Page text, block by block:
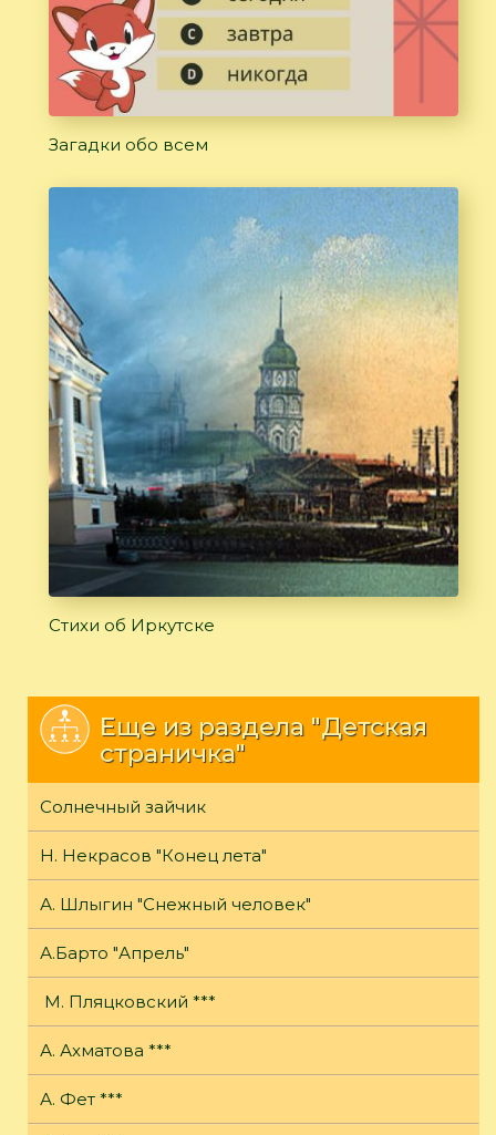
Загадки обо всем
Стихи об Иркутске
Еще из раздела "Детская
страничка"
Солнечный зайчик
Н. Некрасов "Конец лета"
А. Шлыгин "Снежный человек"
А.Барто "Апрель"
М. Пляцковский ***
А. Ахматова ***
А. Фет ***